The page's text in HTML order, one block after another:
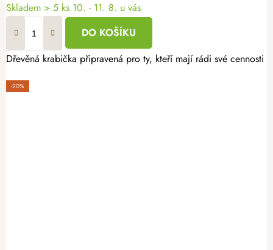
Skladem > 5 ks 10. - 11. 8. u vás
DO KOŠÍKU
Dřevěná krabička připravená pro ty, kteří mají rádi své
-20%